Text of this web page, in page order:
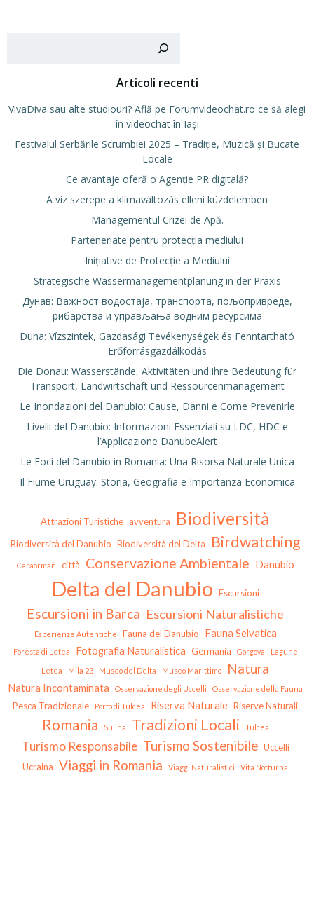
Articoli recenti
VivaDiva sau alte studiouri? Află pe Forumvideochat.ro ce să alegi
în videochat în Iași
Festivalul Serbările Scrumbiei 2025 – Tradiție, Muzică și Bucate
Locale
Ce avantaje oferă o Agenție PR digitală?
A víz szerepe a klímaváltozás elleni küzdelemben
Managementul Crizei de Apă.
Parteneriate pentru protecția mediului
Inițiative de Protecție a Mediului
Strategische Wassermanagementplanung in der Praxis
Дунав: Важност водостаја, транспорта, пољопривреде,
рибарства и управљања водним ресурсима
Duna: Vízszintek, Gazdasági Tevékenységek és Fenntartható
Erőforrásgazdálkodás
Die Donau: Wasserstände, Aktivitäten und ihre Bedeutung für
Transport, Landwirtschaft und Ressourcenmanagement
Le Inondazioni del Danubio: Cause, Danni e Come Prevenirle
Livelli del Danubio: Informazioni Essenziali su LDC, HDC e
l’Applicazione DanubeAlert
Le Foci del Danubio in Romania: Una Risorsa Naturale Unica
Il Fiume Uruguay: Storia, Geografia e Importanza Economica
Attrazioni Turistiche avventura Biodiversità
Biodiversità del Danubio Biodiversità del Delta Birdwatching
Caraorman città Conservazione Ambientale Danubio
Delta del Danubio Escursioni
Escursioni in Barca Escursioni Naturalistiche
Esperienze Autentiche Fauna del Danubio Fauna Selvatica
Foresta di Letea Fotografia Naturalistica Germania Gorgova Lagune
Letea Mila 23 Museo del Delta Museo Marittimo Natura
Natura Incontaminata Osservazione degli Uccelli Osservazione della Fauna
Pesca Tradizionale Porto di Tulcea Riserva Naturale Riserve Naturali
Romania Sulina Tradizioni Locali Tulcea
Turismo Responsabile Turismo Sostenibile Uccelli
Ucraina Viaggi in Romania Viaggi Naturalistici Vita Notturna